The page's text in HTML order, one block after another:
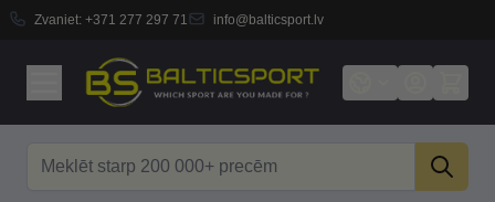
Zvaniet: +371 277 297 71 info@balticsport.lv